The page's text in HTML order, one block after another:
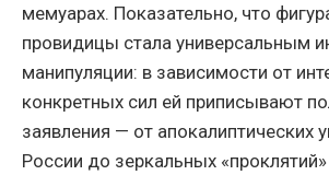
мемуарах. Показательно, что
провидицы стала универсальным
манипуляции: в зависимости от
конкретных сил ей приписывают
заявления — от апокалиптических
России до зеркальных